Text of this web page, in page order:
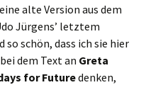
alte Version aus dem
Jürgens’ letztem
so schön, dass ich sie hier
dem Text an Greta
for Futuredenken,